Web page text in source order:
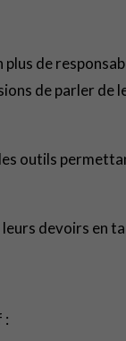
de
de parler
outils
devoirs en
: